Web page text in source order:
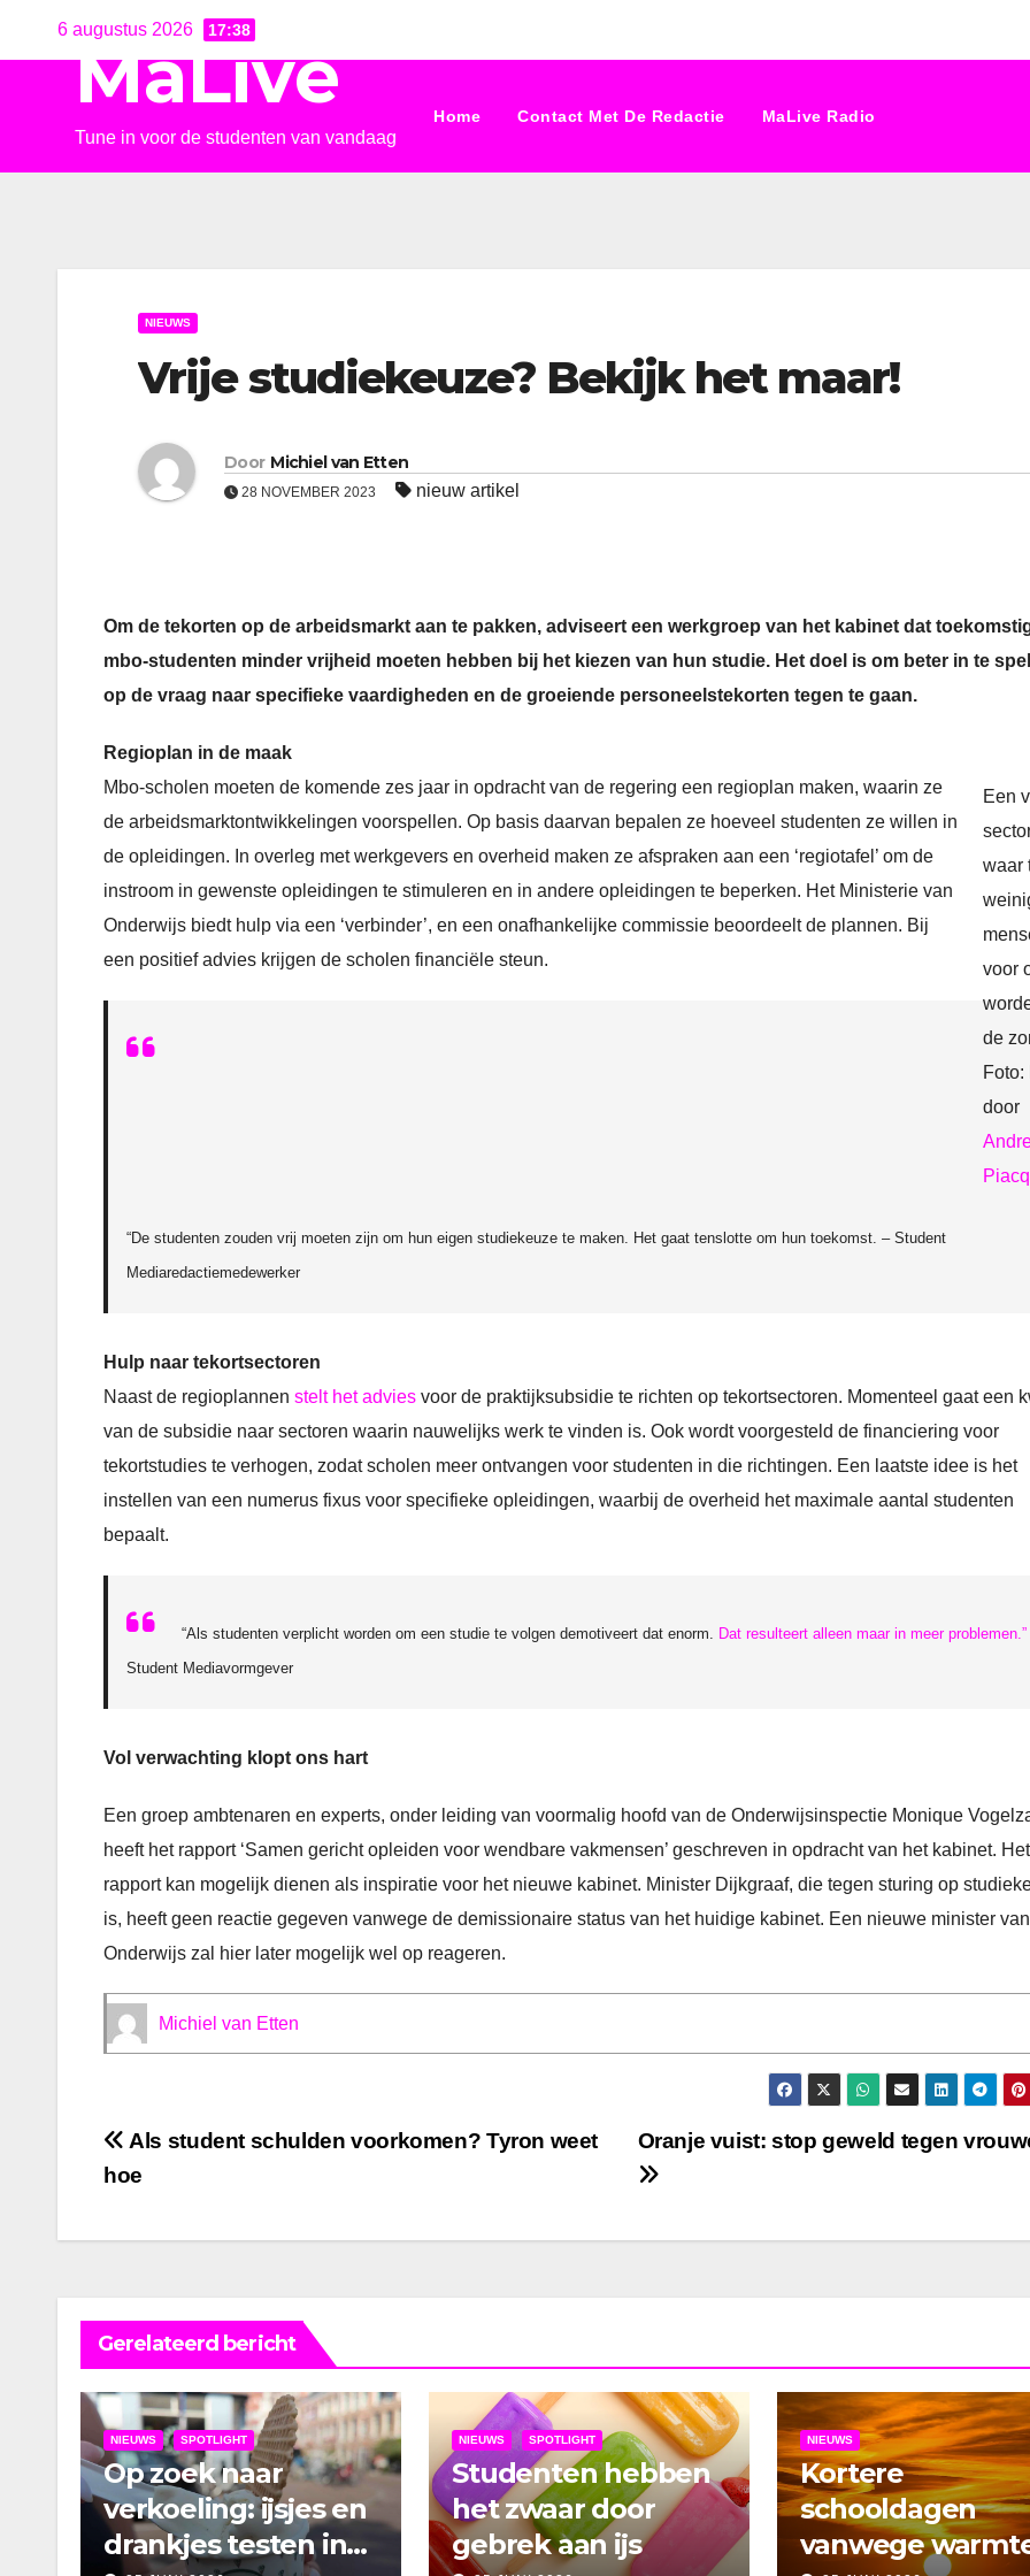
6 augustus 2026 17:38
MaLive
Tune in voor de studenten van vandaag
Home Contact Met De Redactie MaLive Radio
NIEUWS
Vrije studiekeuze? Bekijk het maar!
Door Michiel van Etten
28 NOVEMBER 2023 nieuw artikel
Om de tekorten op de arbeidsmarkt aan te pakken, adviseert een werkgroep van het kabinet dat
mbo-studenten minder vrijheid moeten hebben bij het kiezen van hun studie. Het doel is om beter in te
op de vraag naar specifieke vaardigheden en de groeiende personeelstekorten tegen te gaan.
Een
waar
voor
de
Foto:
door
Regioplan in de maak
Mbo-scholen moeten de komende zes jaar in opdracht van de regering een regioplan maken, waarin ze
de arbeidsmarktontwikkelingen voorspellen. Op basis daarvan bepalen ze hoeveel studenten ze willen in
de opleidingen. In overleg met werkgevers en overheid maken ze afspraken aan een ‘regiotafel’ om de
instroom in gewenste opleidingen te stimuleren en in andere opleidingen te beperken. Het Ministerie van
Onderwijs biedt hulp via een ‘verbinder’, en een onafhankelijke commissie beoordeelt de plannen. Bij
een positief advies krijgen de scholen financiële steun.
“De studenten zouden vrij moeten zijn om hun eigen studiekeuze te maken. Het gaat tenslotte om hun toekomst. – Student
Mediaredactiemedewerker
Hulp naar tekortsectoren
Naast de regioplannen stelt het advies voor de praktijksubsidie te richten op tekortsectoren. Momenteel gaat een
van de subsidie naar sectoren waarin nauwelijks werk te vinden is. Ook wordt voorgesteld de financiering voor
tekortstudies te verhogen, zodat scholen meer ontvangen voor studenten in die richtingen. Een laatste idee is het
instellen van een numerus fixus voor specifieke opleidingen, waarbij de overheid het maximale aantal studenten
bepaalt.
“Als studenten verplicht worden om een studie te volgen demotiveert dat enorm. Dat resulteert alleen maar in meer problemen.”
Student Mediavormgever
Vol verwachting klopt ons hart
Een groep ambtenaren en experts, onder leiding van voormalig hoofd van de Onderwijsinspectie Monique
heeft het rapport ‘Samen gericht opleiden voor wendbare vakmensen’ geschreven in opdracht van het kabinet. Het
rapport kan mogelijk dienen als inspiratie voor het nieuwe kabinet. Minister Dijkgraaf, die tegen sturing op
is, heeft geen reactie gegeven vanwege de demissionaire status van het huidige kabinet. Een nieuwe minister van
Onderwijs zal hier later mogelijk wel op reageren.
Michiel van Etten
Bericht
navigatie
Oranje vuist: stop geweld tegen
Als student schulden voorkomen? Tyron weet
hoe
Gerelateerd bericht
NIEUWS SPOTLIGHT
Op zoek naar
verkoeling: ijsjes en
drankjes testen in
NIEUWS SPOTLIGHT
Studenten hebben
het zwaar door
gebrek aan ijs
NIEUWS
Kortere
schooldagen
vanwege